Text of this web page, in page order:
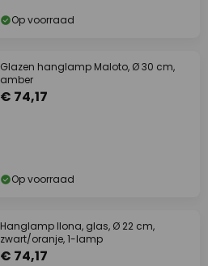
Op voorraad
Glazen hanglamp Maloto, Ø 30 cm,
amber
€ 74,17
Op voorraad
Hanglamp Ilona, glas, Ø 22 cm,
zwart/oranje, 1-lamp
€ 74,17